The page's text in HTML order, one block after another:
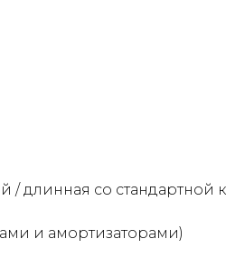
/ длинная со стандартной
и амортизаторами)